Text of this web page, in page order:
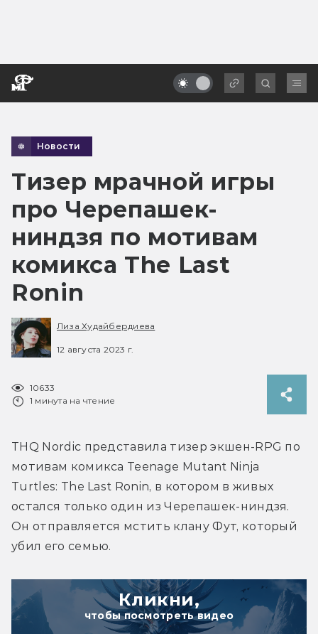
Новости
Тизер мрачной игры
про Черепашек-
ниндзя по мотивам
комикса The Last
Ronin
Лиза Худайбердиева
12 августа 2023 г.
10633
1 минута на чтение
THQ Nordic представила тизер экшен-RPG по
мотивам комикса Teenage Mutant Ninja
Turtles: The Last Ronin, в котором в живых
остался только один из Черепашек-ниндзя.
Он отправляется мстить клану Фут, который
убил его семью.
Кликни,
чтобы посмотреть видео